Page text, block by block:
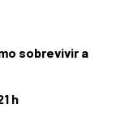
sobrevivir a
h